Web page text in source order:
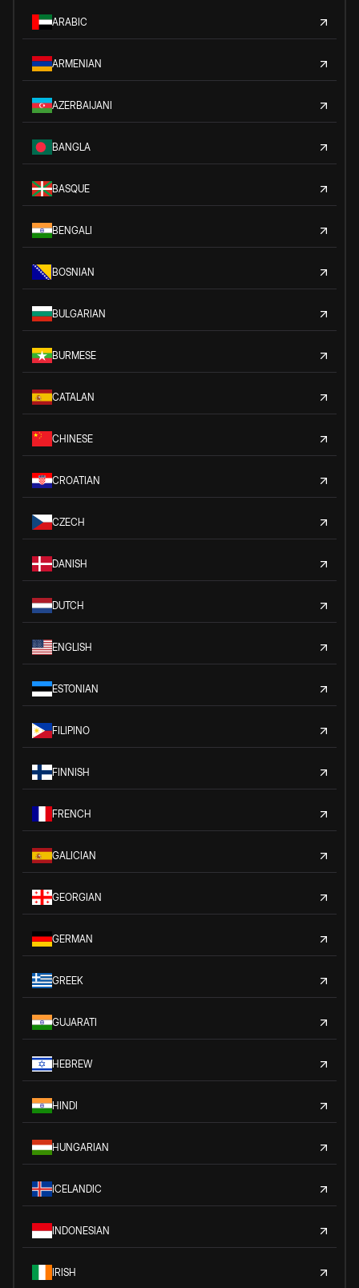
ARABIC
ARMENIAN
AZERBAIJANI
BANGLA
BASQUE
BENGALI
BOSNIAN
BULGARIAN
BURMESE
CATALAN
CHINESE
CROATIAN
CZECH
DANISH
DUTCH
ENGLISH
ESTONIAN
FILIPINO
FINNISH
FRENCH
GALICIAN
GEORGIAN
GERMAN
GREEK
GUJARATI
HEBREW
HINDI
HUNGARIAN
ICELANDIC
INDONESIAN
IRISH